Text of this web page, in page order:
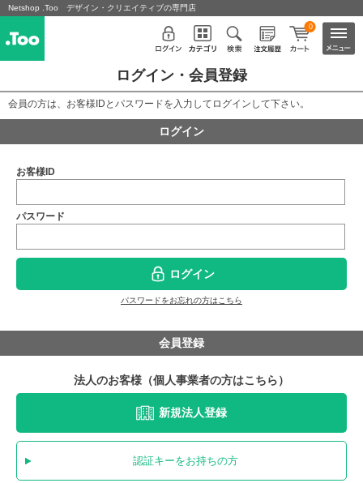
Netshop .Too デザイン・クリエイティブの専門店
0
ログイン・会員登録
会員の方は、お客様IDとパスワードを入力してログインして下さい。
ログイン
お客様ID
パスワード
ログイン
パスワードをお忘れの方はこちら
会員登録
法人のお客様（個人事業者の方はこちら）
新規法人登録
認証キーをお持ちの方